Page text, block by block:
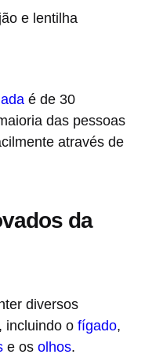
e lentilha
é de 30
das pessoas
através de
da
diversos
incluindo o fígado,
e os olhos.